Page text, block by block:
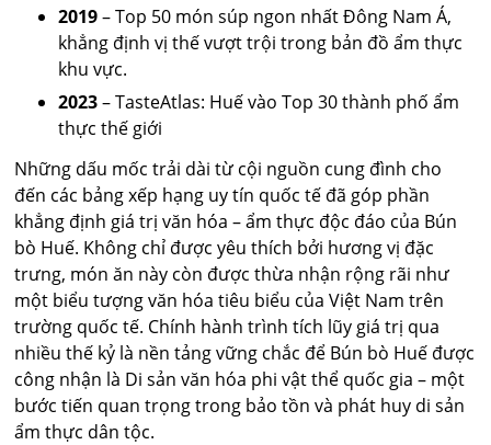
2019– Top 50 món súp ngon nhất Đông Nam Á,
khẳng định vị thế vượt trội trong bản đồ ẩm thực
khu vực.
2023– TasteAtlas: Huế vào Top 30 thành phố ẩm
thực thế giới
Những dấu mốc trải dài từ cội nguồn cung đình cho
đến các bảng xếp hạng uy tín quốc tế đã góp phần
khẳng định giá trị văn hóa – ẩm thực độc đáo của Bún
bò Huế. Không chỉ được yêu thích bởi hương vị đặc
trưng, món ăn này còn được thừa nhận rộng rãi như
một biểu tượng văn hóa tiêu biểu của Việt Nam trên
trường quốc tế. Chính hành trình tích lũy giá trị qua
nhiều thế kỷ là nền tảng vững chắc để Bún bò Huế được
công nhận là Di sản văn hóa phi vật thể quốc gia – một
bước tiến quan trọng trong bảo tồn và phát huy di sản
ẩm thực dân tộc.